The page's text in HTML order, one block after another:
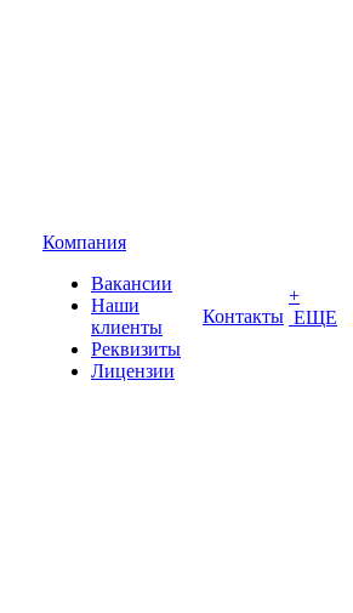
Компания
Вакансии
Наши
клиенты
Реквизиты
Лицензии
Контакты
+
ЕЩЕ